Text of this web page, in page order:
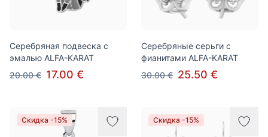
Серебряная подвеска с
эмалью ALFA-KARAT
20.00 € 17.00 €
Серебряные серьги с
фианитами ALFA-KARAT
30.00 € 25.50 €
Скидка -15% Скидка -15%